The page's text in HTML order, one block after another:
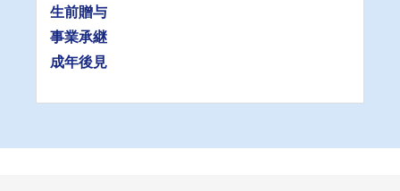
生前贈与
事業承継
成年後見